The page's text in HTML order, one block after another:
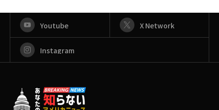
Youtube X Network
Instagram